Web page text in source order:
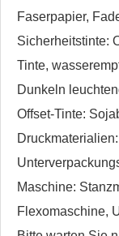
Faserpapier,
Sicherheitstinte:
Tinte,
Dunkeln
Offset-Tinte:
Maschine:
Flexomaschine,